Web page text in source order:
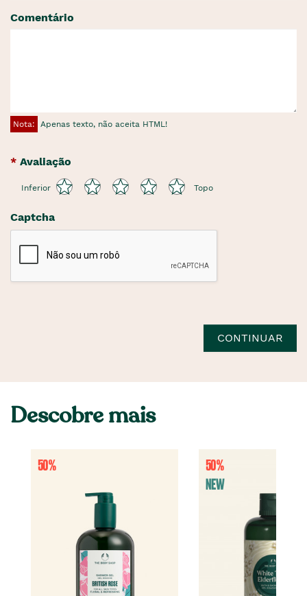
Comentário
Nota: Apenas texto, não aceita HTML!
Avaliação
Inferior Topo
Captcha
CONTINUAR
Descobre mais